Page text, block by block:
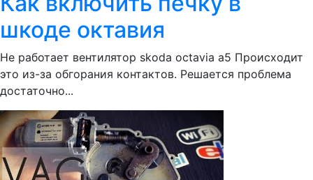
шкоде октавия
Не работает вентилятор skoda octavia a5 Происходит
это из-за обгорания контактов. Решается проблема
достаточно...